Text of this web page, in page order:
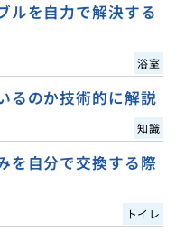
ルを自力で解決する
浴室
るのか技術的に解説
知識
を自分で交換する際
トイレ